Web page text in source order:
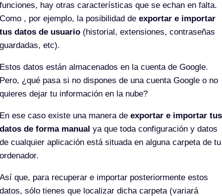
funciones, hay otras características que se echan en falta.
Como , por ejemplo, la posibilidad de exportar e importar
tus datos de usuario (historial, extensiones, contraseñas
guardadas, etc).
Estos datos están almacenados en la cuenta de Google.
Pero, ¿qué pasa si no dispones de una cuenta Google o no
quieres dejar tu información en la nube?
En ese caso existe una manera de exportar e importar tus
datos de forma manual ya que toda configuración y datos
de cualquier aplicación está situada en alguna carpeta de tu
ordenador.
Así que, para recuperar e importar posteriormente estos
datos, sólo tienes que localizar dicha carpeta (variará